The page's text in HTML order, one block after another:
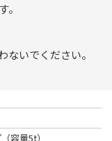
ないでください。
容量5t）